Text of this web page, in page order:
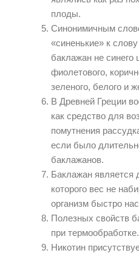
плоды.
Синонимичным
«синенькие» к
баклажан не синего
фиолетового,
зеленого, белого и
В Древней Греции
как средство для
помутнения
если было
баклажанов.
Баклажан является
которого вес не
организм быстро
Полезных свойств
при термообработке.
Никотин